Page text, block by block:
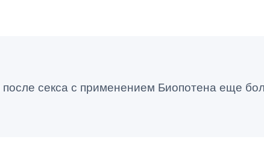
секса с применением Биопотена еще